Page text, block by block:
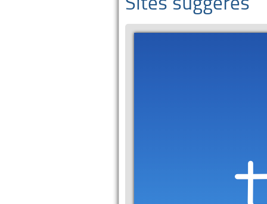
Sites suggérés